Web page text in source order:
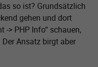
so ist? Grundsätzlich
gehen und dort
-> PHP Info“ schauen,
Ansatz birgt aber